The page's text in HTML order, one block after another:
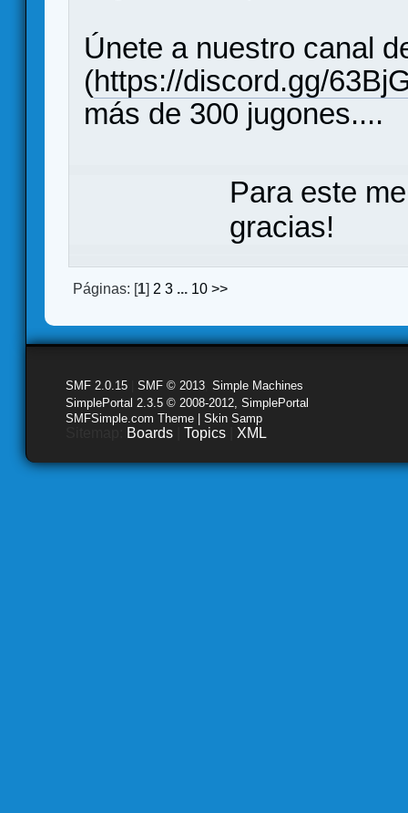
Únete a nuestro canal
(https://discord.gg/
más de 300 jugones....
Para este
gracias!
Páginas: [1] 2 3 ... 10 >>
SMF 2.0.15 SMF © 2013 Simple Machines
SimplePortal 2.3.5 © 2008-2012, SimplePortal
SMFSimple.com Theme | Skin Samp
Boards Topics XML